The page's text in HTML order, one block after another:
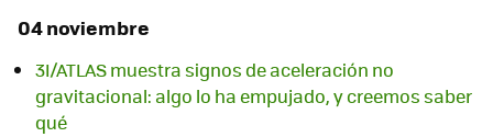
04 noviembre
3I/ATLAS muestra signos de aceleración no
gravitacional: algo lo ha empujado, y creemos saber
qué